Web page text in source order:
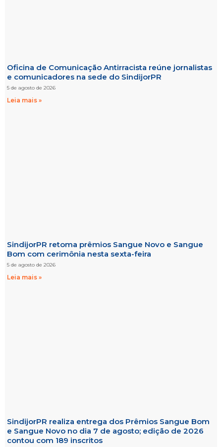
Oficina de Comunicação Antirracista reúne jornalistas
e comunicadores na sede do SindijorPR
5 de agosto de 2026
Leia mais »
SindijorPR retoma prêmios Sangue Novo e Sangue
Bom com cerimônia nesta sexta-feira
5 de agosto de 2026
Leia mais »
SindijorPR realiza entrega dos Prêmios Sangue Bom
e Sangue Novo no dia 7 de agosto; edição de 2026
contou com 189 inscritos